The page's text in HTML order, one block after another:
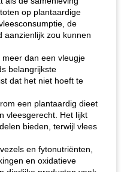
op plantaardige
de
aanzienlijk zou kunnen
dan een vleugje
belangrijkste
dat het niet hoeft te
een ​​plantaardig dieet
vleesgerecht. Het lijkt
bieden, terwijl vlees
en fytonutriënten,
en oxidatieve